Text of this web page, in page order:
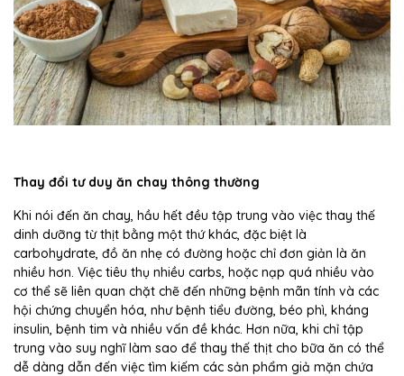
Thay đổi tư duy ăn chay thông thường
Khi nói đến ăn chay, hầu hết đều tập trung vào việc thay thế
dinh dưỡng từ thịt bằng một thứ khác, đặc biệt là
carbohydrate, đồ ăn nhẹ có đường hoặc chỉ đơn giản là ăn
nhiều hơn. Việc tiêu thụ nhiều carbs, hoặc nạp quá nhiều vào
cơ thể sẽ liên quan chặt chẽ đến những bệnh mãn tính và các
hội chứng chuyển hóa, như bệnh tiểu đường, béo phì, kháng
insulin, bệnh tim và nhiều vấn đề khác. Hơn nữa, khi chỉ tập
trung vào suy nghĩ làm sao để thay thế thịt cho bữa ăn có thể
dễ dàng dẫn đến việc tìm kiếm các sản phẩm giả mặn chứa